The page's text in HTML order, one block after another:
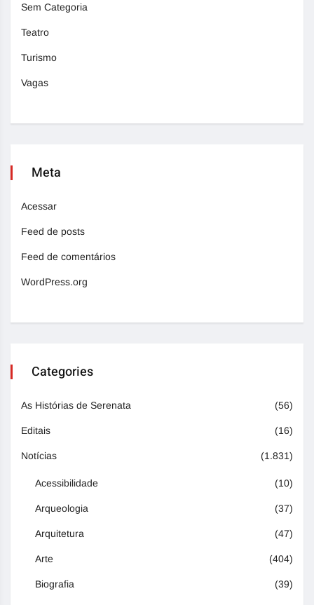
Sem Categoria
Teatro
Turismo
Vagas
Meta
Acessar
Feed de posts
Feed de comentários
WordPress.org
Categories
As Histórias de Serenata (56)
Editais (16)
Notícias (1.831)
Acessibilidade (10)
Arqueologia (37)
Arquitetura (47)
Arte (404)
Biografia (39)